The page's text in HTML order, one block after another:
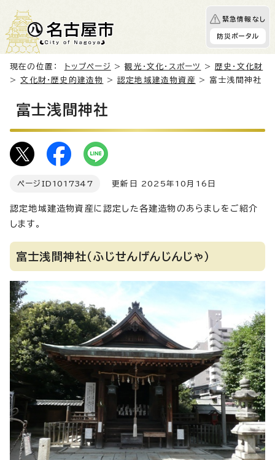
緊急情報なし
防災ポータル
現在の位置： トップページ >観光・文化・スポーツ >歴史・文化財
>文化財・歴史的建造物 >認定地域建造物資産 > 富士浅間神社
富士浅間神社
ページID 1017347 更新日 2025年10月16日
認定地域建造物資産に認定した各建造物のあらましをご紹介
します。
富士浅間神社（ふじせんげんじんじゃ）